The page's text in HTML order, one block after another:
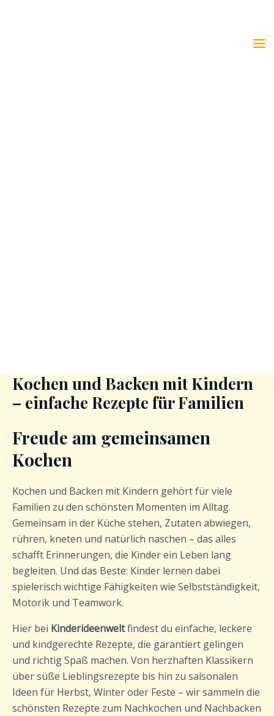
Kochen und Backen mit Kindern
– einfache Rezepte für Familien
Freude am gemeinsamen
Kochen
Kochen und Backen mit Kindern gehört für viele
Familien zu den schönsten Momenten im Alltag.
Gemeinsam in der Küche stehen, Zutaten abwiegen,
rühren, kneten und natürlich naschen – das alles
schafft Erinnerungen, die Kinder ein Leben lang
begleiten. Und das Beste: Kinder lernen dabei
spielerisch wichtige Fähigkeiten wie Selbstständigkeit,
Motorik und Teamwork.
Hier bei Kinderideenweltfindest du einfache, leckere
und kindgerechte Rezepte, die garantiert gelingen
und richtig Spaß machen. Von herzhaften Klassikern
über süße Lieblingsrezepte bis hin zu saisonalen
Ideen für Herbst, Winter oder Feste – wir sammeln die
schönsten Rezepte zum Nachkochen und Nachbacken